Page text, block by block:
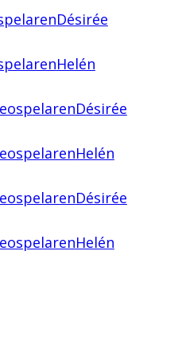
Désirée
Helén
Désirée
Helén
Désirée
Helén